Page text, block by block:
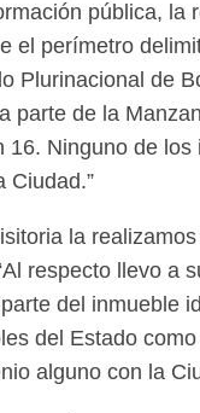
pública, la
el perímetro
Plurinacional de
parte de la
16. Ninguno de
Ciudad.”
la
respecto llevo a
del inmueble
del Estado
alguno con la